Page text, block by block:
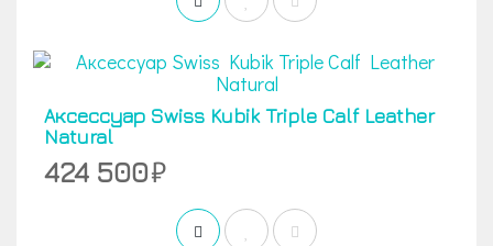
Аксессуар Swiss Kubik Triple Calf Leather
Natural
424 500